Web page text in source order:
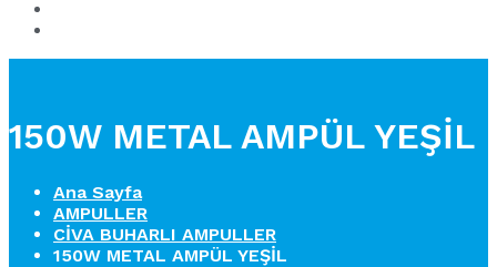
150W METAL AMPÜL YEŞİL
Ana Sayfa
AMPULLER
CİVA BUHARLI AMPULLER
150W METAL AMPÜL YEŞİL